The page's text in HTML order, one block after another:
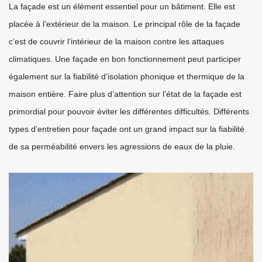
La façade est un élément essentiel pour un bâtiment. Elle est
placée à l’extérieur de la maison. Le principal rôle de la façade
c’est de couvrir l’intérieur de la maison contre les attaques
climatiques. Une façade en bon fonctionnement peut participer
également sur la fiabilité d’isolation phonique et thermique de la
maison entière. Faire plus d’attention sur l’état de la façade est
primordial pour pouvoir éviter les différentes difficultés. Différents
types d’entretien pour façade ont un grand impact sur la fiabilité
de sa perméabilité envers les agressions de eaux de la pluie.